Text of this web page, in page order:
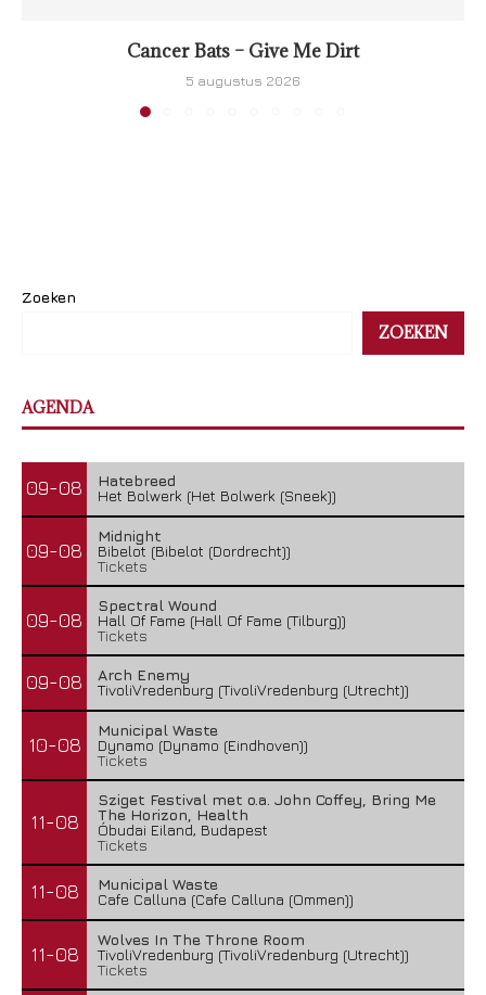
Cancer Bats – Give Me Dirt
5 augustus 2026
Zoeken
ZOEKEN
AGENDA
09-08
Hatebreed
Het Bolwerk (Het Bolwerk (Sneek))
09-08
Midnight
Bibelot (Bibelot (Dordrecht))
Tickets
09-08
Spectral Wound
Hall Of Fame (Hall Of Fame (Tilburg))
Tickets
09-08
Arch Enemy
TivoliVredenburg (TivoliVredenburg (Utrecht))
10-08
Municipal Waste
Dynamo (Dynamo (Eindhoven))
Tickets
11-08
Sziget Festival met o.a. John Coffey, Bring Me
The Horizon, Health
Óbudai Eiland, Budapest
Tickets
11-08
Municipal Waste
Cafe Calluna (Cafe Calluna (Ommen))
11-08
Wolves In The Throne Room
TivoliVredenburg (TivoliVredenburg (Utrecht))
Tickets